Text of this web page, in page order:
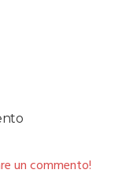
un commento!